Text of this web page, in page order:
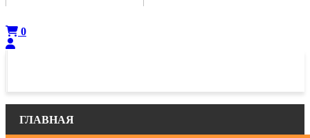
0
ГЛАВНАЯ